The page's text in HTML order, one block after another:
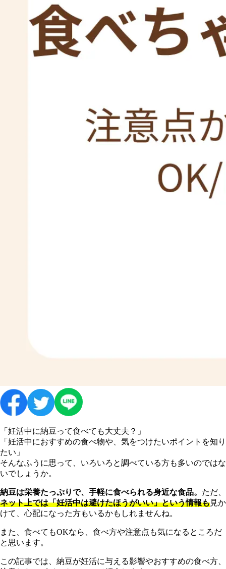
「妊活中に納豆って食べても大丈夫？」
「妊活中におすすめの食べ物や、気をつけたいポイントを知り
たい」
そんなふうに思って、いろいろと調べている方も多いのではな
いでしょうか。
納豆は栄養たっぷりで、手軽に食べられる身近な食品。 ただ、
ネット上では「妊活中は避けたほうがいい」という情報も見か
けて、心配になった方もいるかもしれませんね。
また、食べてもOKなら、食べ方や注意点も気になるところだ
と思います。
この記事では、納豆が妊活に与える影響やおすすめの食べ方、